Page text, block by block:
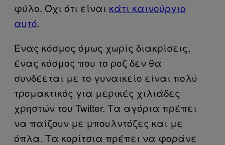
φύλο. Όχι ότι είναι κάτι καινούργιο
αυτό.
Ένας κόσμος όμως χωρίς διακρίσεις,
ένας κόσμος που το ροζ δεν θα
συνδέεται με το γυναικείο είναι πολύ
τρομακτικός για μερικές χιλιάδες
χρηστών του Twitter. Τα αγόρια πρέπει
να παίζουν με μπουλντόζες και με
όπλα. Τα κορίτσια πρέπει να φοράνε